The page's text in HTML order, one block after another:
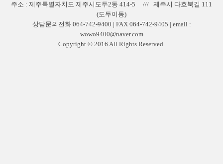
주소 : 제주특별자치도 제주시도두2동 414-5 /// 제주시 다호북길 111
(도두이동)
상담문의전화 064-742-9400 | FAX 064-742-9405 | email :
wowo9400@naver.com
Copyright © 2016 All Rights Reserved.